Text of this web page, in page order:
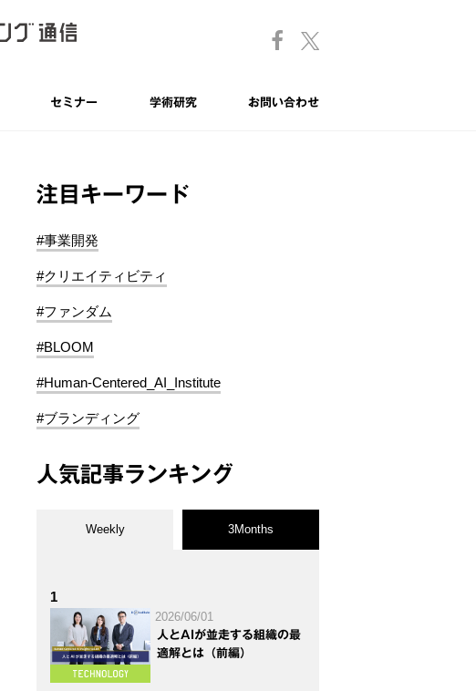
セミナー 学術研究 お問い合わせ
注目キーワード
#事業開発
#クリエイティビティ
#ファンダム
#BLOOM
#Human-Centered_AI_Institute
#ブランディング
人気記事ランキング
Weekly 3Months
1
2026/06/01
人とAIが並走する組織の最
適解とは（前編）